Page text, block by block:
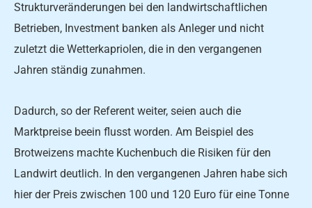
Strukturveränderungen bei den landwirtschaftli­chen
Betrieben, Investment­ banken als Anleger und nicht
zuletzt die Wetterkapriolen, die in den vergangenen
Jahren ständig zunahmen.
Dadurch, so der Referent weiter, seien auch die
Marktpreise beein­ flusst worden. Am Beispiel des
Brotweizens machte Kuchenbuch die Risiken für den
Landwirt deutlich. In den vergangenen Jahren ha­be sich
hier der Preis zwischen 100 und 120 Euro für eine Ton­ne